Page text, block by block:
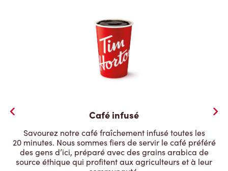
Café infusé
Savourez notre café fraîchement infusé toutes les
20 minutes. Nous sommes fiers de servir le café préféré
des gens d’ici, préparé avec des grains arabica de
source éthique qui profitent aux agriculteurs et à leur